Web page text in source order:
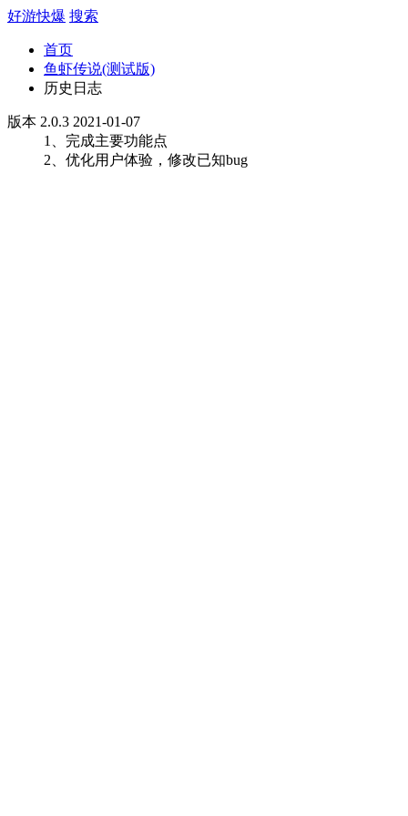
好游快爆 搜索
首页
鱼虾传说(测试版)
历史日志
版本 2.0.3 2021-01-07
1、完成主要功能点
2、优化用户体验，修改已知bug